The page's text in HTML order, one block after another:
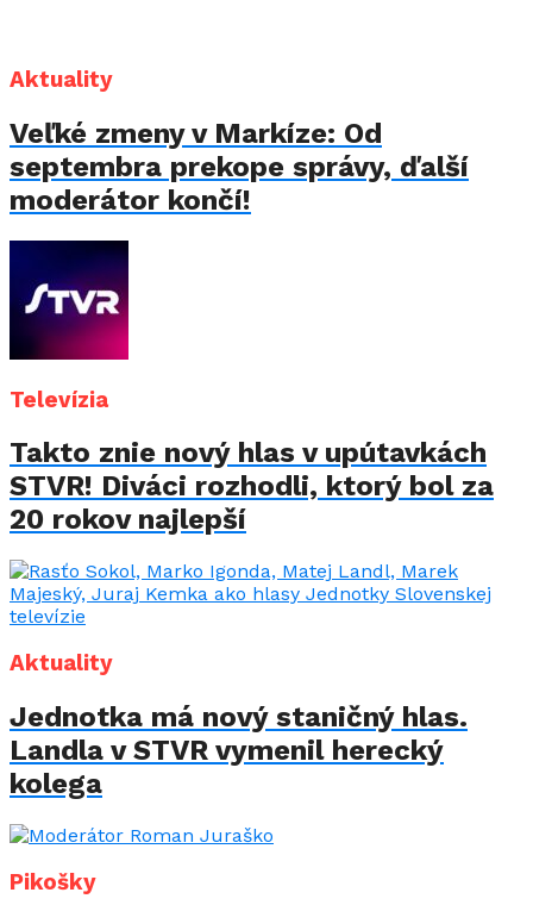
Aktuality
Veľké zmeny v Markíze: Od
septembra prekope správy, ďalší
moderátor končí!
Televízia
Takto znie nový hlas v upútavkách
STVR! Diváci rozhodli, ktorý bol za
20 rokov najlepší
Aktuality
Jednotka má nový staničný hlas.
Landla v STVR vymenil herecký
kolega
Pikošky